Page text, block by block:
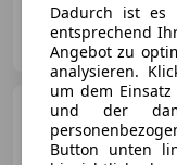
Privat
AT-7574 Burgauberg-
Dadurch ist es
entsprechend
Angebot zu
analysieren.
um dem
und der
Button unten